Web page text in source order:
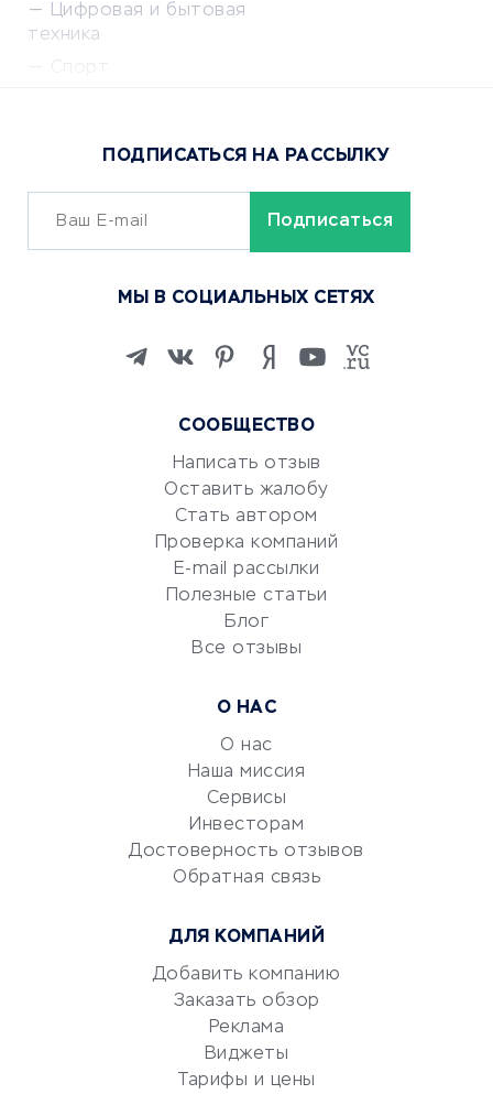
Цифровая и бытовая
техника
Сервисы доставки
ОБУЧЕНИЕ И РАБОТА
Изучение иностранных
Маркетинг и продажи
Репетиторство
Красота и здоровье
Сервисы по поиску работы
Сетевой маркетинг
УСЛУГИ ДЛЯ БИЗНЕСА
документооборот
Юридические компании
Аудиторские компании
Бухгалтерия онлайн
СООБЩЕСТВО
Написать отзыв
Оставить жалобу
Стать автором
Проверка компаний
E-mail рассылки
Полезные статьи
Блог
Все отзывы
О НАС
О нас
Наша миссия
Сервисы
Инвесторам
Достоверность отзывов
Обратная связь
ДЛЯ КОМПАНИЙ
Добавить компанию
Заказать обзор
Реклама
Виджеты
Тарифы и цены
ПОДПИСАТЬСЯ НА РАССЫЛКУ
МЫ В СОЦИАЛЬНЫХ СЕТЯХ